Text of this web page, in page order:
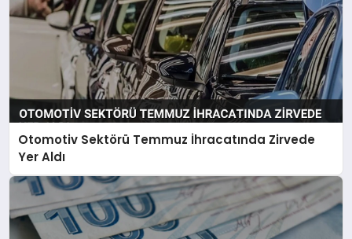
Otomotiv Sektörü Temmuz İhracatında Zirvede
Yer Aldı